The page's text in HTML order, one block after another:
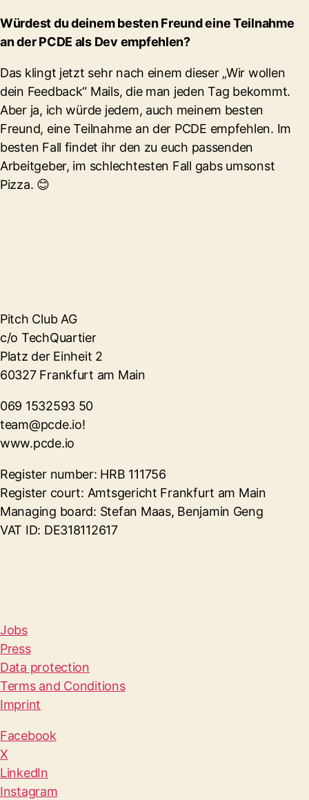
Würdest du deinem besten Freund eine Teilnahme
an der PCDE als Dev empfehlen?
Das klingt jetzt sehr nach einem dieser „Wir wollen
dein Feedback“ Mails, die man jeden Tag bekommt.
Aber ja, ich würde jedem, auch meinem besten
Freund, eine Teilnahme an der PCDE empfehlen. Im
besten Fall findet ihr den zu euch passenden
Arbeitgeber, im schlechtesten Fall gabs umsonst
Pizza. 😊
Pitch Club AG
c/o TechQuartier
Platz der Einheit 2
60327 Frankfurt am Main
069 1532593 50
team@pcde.io!
www.pcde.io
Register number: HRB 111756
Register court: Amtsgericht Frankfurt am Main
Managing board: Stefan Maas, Benjamin Geng
VAT ID: DE318112617
Jobs
Press
Data protection
Terms and Conditions
Imprint
Facebook
X
LinkedIn
Instagram